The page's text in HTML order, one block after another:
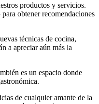
productos y servicios.
obtener recomendaciones
técnicas de cocina,
a apreciar aún más la
es un espacio donde
de cualquier amante de la